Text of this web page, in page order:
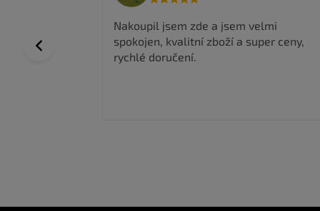
Previous
Nakoupil jsem zde a jsem velmi
spokojen, kvalitní zboží a super ceny,
rychlé doručení.